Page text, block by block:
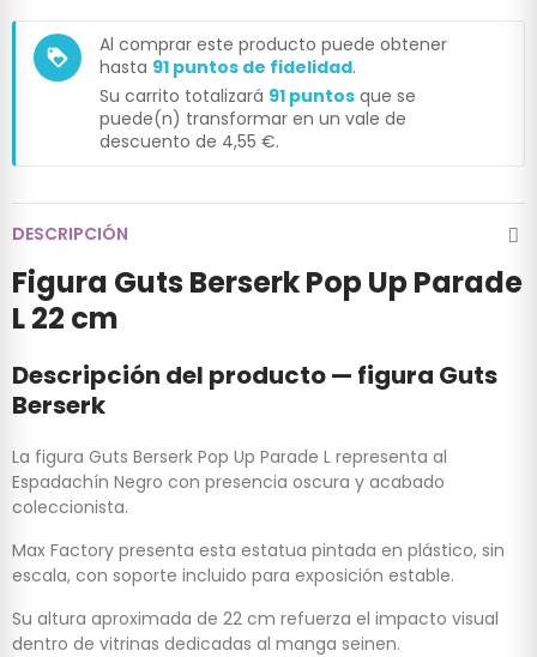
loyalty
Al comprar este producto puede obtener
hasta 91 puntos de fidelidad.
Su carrito totalizará 91 puntos que se
puede(n) transformar en un vale de
descuento de 4,55 €.
DESCRIPCIÓN
Figura Guts Berserk Pop Up Parade
L 22 cm
Descripción del producto — figura Guts
Berserk
La figura Guts Berserk Pop Up Parade L representa al
Espadachín Negro con presencia oscura y acabado
coleccionista.
Max Factory presenta esta estatua pintada en plástico, sin
escala, con soporte incluido para exposición estable.
Su altura aproximada de 22 cm refuerza el impacto visual
dentro de vitrinas dedicadas al manga seinen.